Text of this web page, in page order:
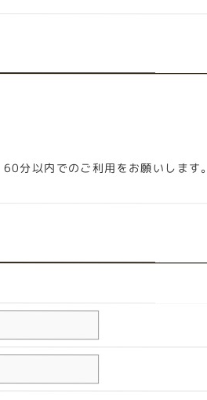
分以内でのご利用をお願いします。